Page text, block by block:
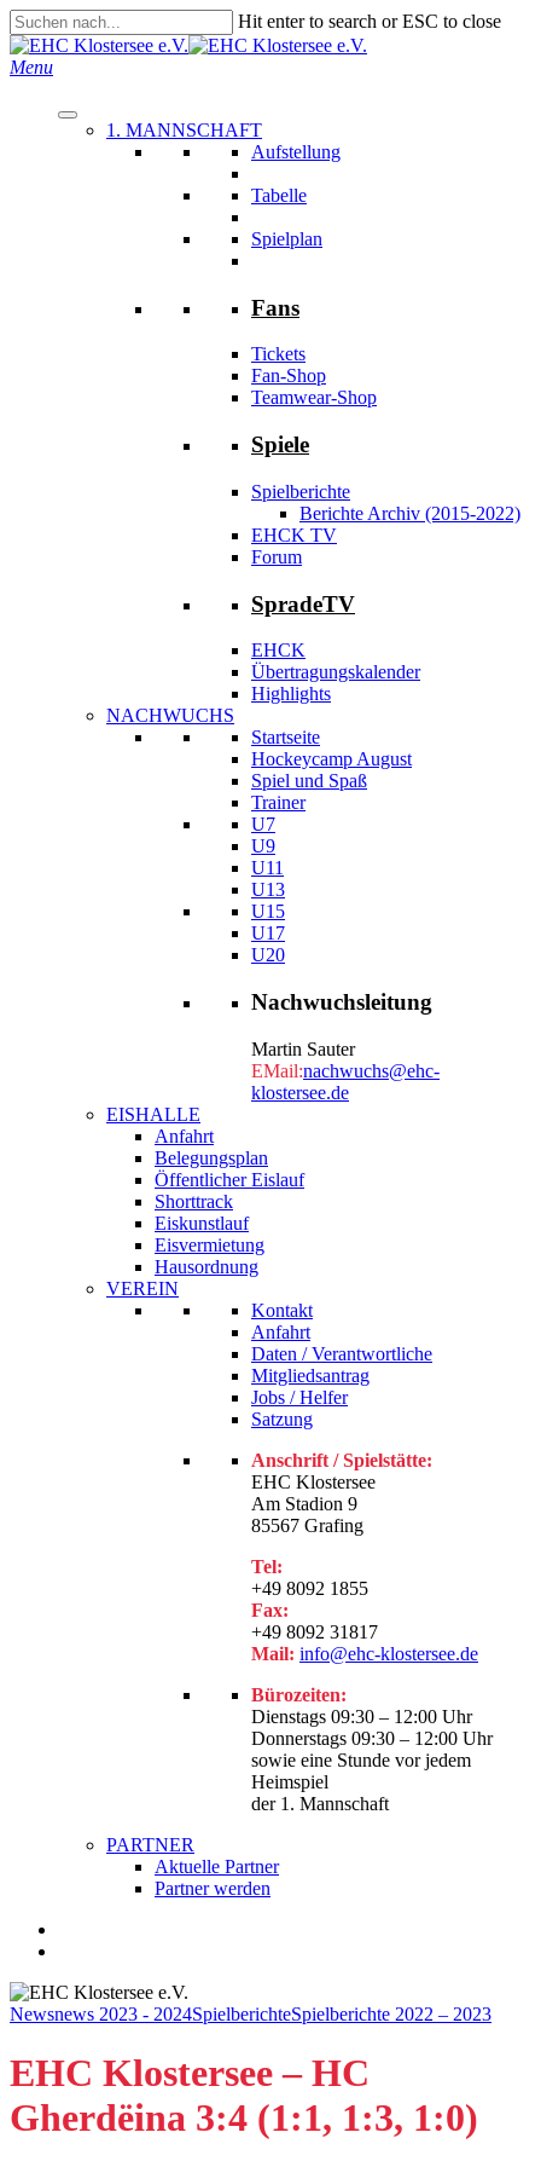
Skip
to
main
Hit enter to search or ESC to close
Close
Search
search
Menu
1. MANNSCHAFT
Aufstellung
Tabelle
Spielplan
Fans
Tickets
Fan-Shop
Teamwear-Shop
Spiele
Spielberichte
Berichte Archiv (2015-2022)
EHCK TV
Forum
SpradeTV
EHCK
Übertragungskalender
Highlights
NACHWUCHS
Startseite
Hockeycamp August
Spiel und Spaß
Trainer
U7
U9
U11
U13
U15
U17
U20
Nachwuchsleitung
Martin Sauter
EMail:nachwuchs@ehc-
klostersee.de
EISHALLE
Anfahrt
Belegungsplan
Öffentlicher Eislauf
Shorttrack
Eiskunstlauf
Eisvermietung
Hausordnung
VEREIN
Kontakt
Anfahrt
Daten / Verantwortliche
Mitgliedsantrag
Jobs / Helfer
Satzung
Anschrift / Spielstätte:
EHC Klostersee
Am Stadion 9
85567 Grafing
Tel:
+49 8092 1855
Fax:
+49 8092 31817
Mail: info@ehc-klostersee.de
Bürozeiten:
Dienstags 09:30 – 12:00 Uhr
Donnerstags 09:30 – 12:00 Uhr
sowie eine Stunde vor jedem
Heimspiel
der 1. Mannschaft
PARTNER
Aktuelle Partner
Partner werden
Newsnews 2023 - 2024SpielberichteSpielberichte 2022 – 2023
EHC Klostersee – HC
Gherdëina 3:4 (1:1, 1:3, 1:0)